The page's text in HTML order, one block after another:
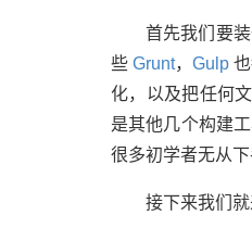
首先我们要
些Grunt，Gulp
化，以及把任何
是其他几个构建
很多初学者无从下
接下来我们就